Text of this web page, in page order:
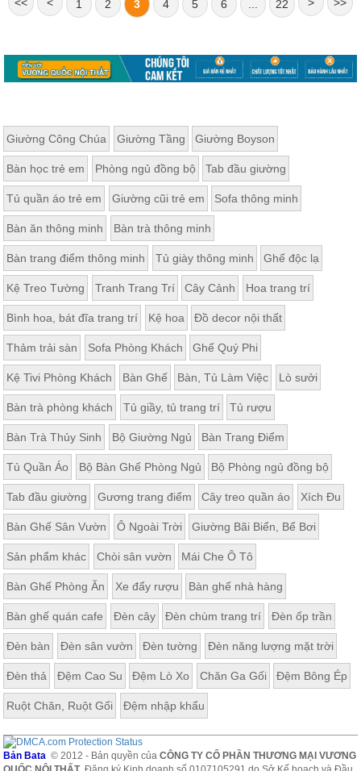
<< < 1 2 3 4 5 6 ... 22 > >>
Giường Công Chúa Giường Tầng Giường Boyson
Bàn học trẻ em Phòng ngủ đồng bộ Tab đầu giường
Tủ quần áo trẻ em Giường cũi trẻ em Sofa thông minh
Bàn ăn thông minh Bàn trà thông minh
Bàn trang điểm thông minh Tủ giày thông minh Ghế độc lạ
Kệ Treo Tường Tranh Trang Trí Cây Cảnh Hoa trang trí
Bình hoa, bát đĩa trang trí Kệ hoa Đồ decor nội thất
Thảm trải sàn Sofa Phòng Khách Ghế Quý Phi
Kệ Tivi Phòng Khách Bàn Ghế Bàn, Tủ Làm Việc Lò sưởi
Bàn trà phòng khách Tủ giầy, tủ trang trí Tủ rượu
Bàn Trà Thủy Sinh Bộ Giường Ngủ Bàn Trang Điểm
Tủ Quần Áo Bộ Bàn Ghế Phòng Ngủ Bộ Phòng ngủ đồng bộ
Tab đầu giường Gương trang điểm Cây treo quần áo Xích Đu
Bàn Ghế Sân Vườn Ô Ngoài Trời Giường Bãi Biển, Bể Bơi
Sản phẩm khác Chòi sân vườn Mái Che Ô Tô
Bàn Ghế Phòng Ăn Xe đẩy rượu Bàn ghế nhà hàng
Bàn ghế quán cafe Đèn cây Đèn chùm trang trí Đèn ốp trần
Đèn bàn Đèn sân vườn Đèn tường Đèn năng lượng mặt trời
Đèn thả Đệm Cao Su Đệm Lò Xo Chăn Ga Gối Đệm Bông Ép
Ruột Chăn, Ruột Gối Đệm nhập khẩu
Bản Bata © 2012 - Bản quyền củaCÔNG TY CỔ PHẦN THƯƠNG MẠI VƯƠNG